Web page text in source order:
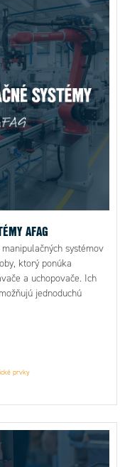
AFAG
systémov
ktorý ponúka
a uchopovače. Ich
jednoduchú
prvky